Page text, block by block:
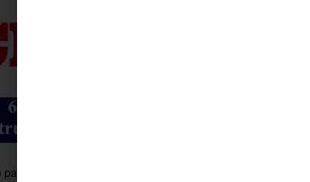
en Fuente Palmera para dirimir al campeón de la Liga